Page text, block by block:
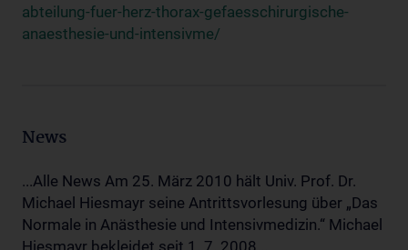
abteilung-fuer-herz-thorax-gefaesschirurgische-
anaesthesie-und-intensivme/
News
...Alle News Am 25. März 2010 hält Univ. Prof. Dr.
Michael Hiesmayr seine Antrittsvorlesung über „Das
Normale in Anästhesie und Intensivmedizin.“ Michael
Hiesmayr bekleidet seit 1. 7. 2008...